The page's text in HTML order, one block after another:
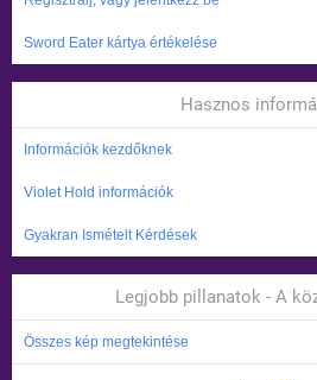
Sword Eater kártya értékelése
Hasznos
Információk kezdőknek
Violet Hold információk
Gyakran Ismételt Kérdések
Legjobb pillanatok - A
Összes kép megtekintése